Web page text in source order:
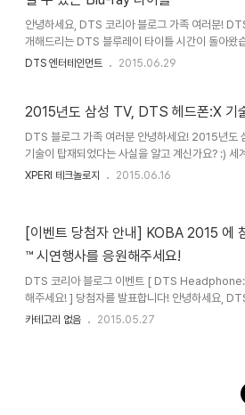
시버 S시리즈를 완성할 마지막 두 제품, AVR-
안녕하세요, DTS 코리아 블로그 가족 여러분!
개해드리는 DTS 블루레이 타이틀 시간이 돌아왔
작품들이 새로 나왔는지 궁금하시죠? 지금부터
는 이 말썽쟁이 곰과 이 곰을 도우려는 브라운 가족
보세요. ● 비디오 코덱 : MPEG-4 AVC● 해상
DTS 엔터테인먼트 2015.06.29
2015년도 삼성 TV, DTS 헤드폰:X 기
DTS 블로그 가족 여러분 안녕하세요! 2015년도
기술이 탑재되었다는 사실을 알고 계신가요? :)
고 있는 삼성전자는 최근 프리미엄 TV 시장을 공
게임을 즐기고 싶은 사용자들을 배려한 기능인데
외부 스피커로 소리를 듣는 것처럼 풍부하고 실감
XPERI 테크놀로지 2015.06.16
[이벤트 당첨자 안내] KOBA 2015
™ 시연행사를 응원해주세요!
DTS 코리아 블로그 이벤트 [ DTS
해주세요! ] 당첨자를 발표합니다! 안녕하세요,
월 22일까지 KOBA 2015 에서 진행된 DTS 헤드
께 축하의 말씀 드리며, 아쉽게 당첨되지 못하신
니다. 당첨자 분들은 5월 31일(일) 자정까지 본 포
카테고리 없음 2015.05.27